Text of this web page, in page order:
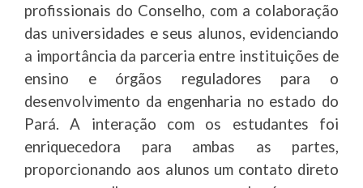
profissionais do Conselho, com a colaboração
das universidades e seus alunos, evidenciando
a importância da parceria entre instituições de
ensino e órgãos reguladores para o
desenvolvimento da engenharia no estado do
Pará. A interação com os estudantes foi
enriquecedora para ambas as partes,
proporcionando aos alunos um contato direto